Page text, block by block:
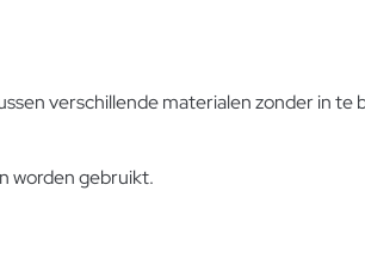
verschillende materialen zonder in te
worden gebruikt.